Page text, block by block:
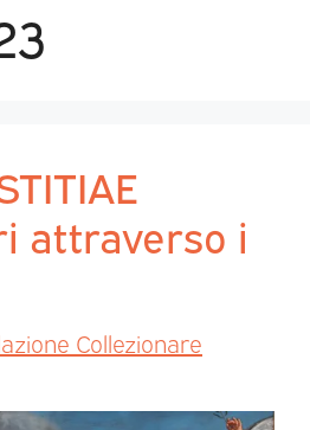
attraverso i
Collezionare